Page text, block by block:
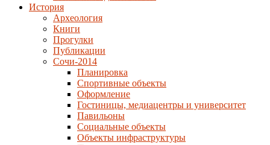
История
Археология
Книги
Прогулки
Публикации
Сочи-2014
Планировка
Спортивные объекты
Оформление
Гостиницы, медиацентры и университет
Павильоны
Социальные объекты
Объекты инфраструктуры